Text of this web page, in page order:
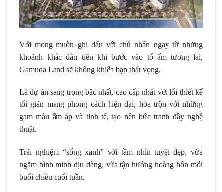
Với mong muốn ghi dấu với chủ nhân ngay từ những
khoảnh khắc đầu tiên khi bước vào tổ ấm tương lai,
Gamuda Land sẽ không khiến bạn thất vọng.
Là dự án sang trọng bậc nhất, cao cấp nhất với lối thiết kế
tối giản mang phong cách hiện đại, hòa trộn với những
gam màu ấm áp và tinh tế, tạo nên bức tranh đầy nghệ
thuật.
Trải nghiệm “sống xanh” với tầm nhìn tuyệt đẹp, vừa
ngắm bình minh dịu dàng, vừa tận hưởng hoàng hôn mỗi
buổi chiều cuối tuần.